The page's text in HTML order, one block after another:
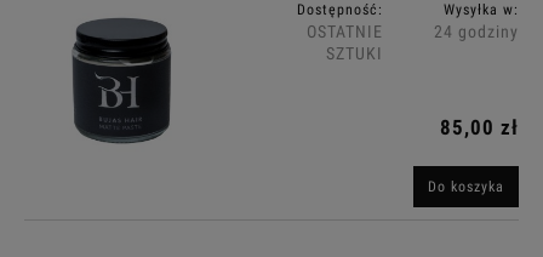
Dostępność:
OSTATNIE
SZTUKI
Wysyłka w:
24 godziny
85,00 zł
Do koszyka